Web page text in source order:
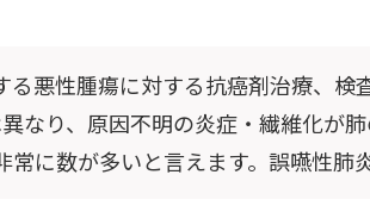
る悪性腫瘍に対する抗癌剤治療、検
異なり、原因不明の炎症・繊維化が
常に数が多いと言えます。誤嚥性肺